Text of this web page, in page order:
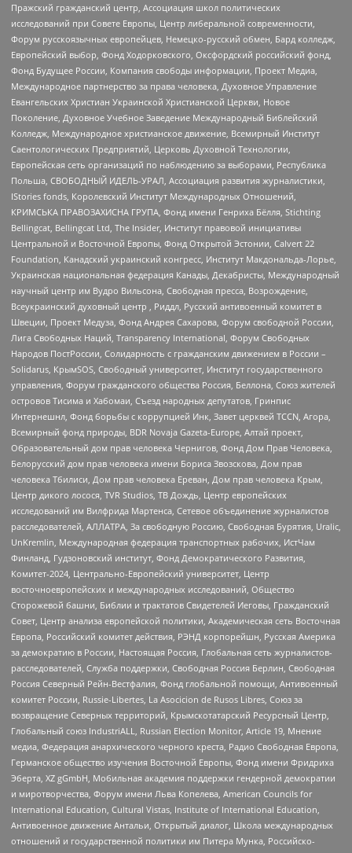
Пражский гражданский центр, Ассоциация школ политических
исследований при Совете Европы, Центр либеральной современности,
Форум русскоязычных европейцев, Немецко-русский обмен, Бард колледж,
Европейский выбор, Фонд Ходорковского, Оксфордский российский фонд,
Фонд Будущее России, Компания свободы информации, Проект Медиа,
Международное партнерство за права человека, Духовное Управление
Евангельских Христиан Украинской Христианской Церкви, Новое
Поколение, Духовное Учебное Заведение Международный Библейский
Колледж, Международное христианское движение, Всемирный Институт
Саентологических Предприятий, Церковь Духовной Технологии,
Европейская сеть организаций по наблюдению за выборами, Республика
Польша, СВОБОДНЫЙ ИДЕЛЬ-УРАЛ, Ассоциация развития журналистики,
IStories fonds, Королевский Институт Международных Отношений,
КРИМСЬКА ПРАВОЗАХИСНА ГРУПА, Фонд имени Генриха Бёлля, Stichting
Bellingcat, Bellingcat Ltd, The Insider, Институт правовой инициативы
Центральной и Восточной Европы, Фонд Открытой Эстонии, Calvert 22
Foundation, Канадский украинский конгресс, Институт Макдональда-Лорье,
Украинская национальная федерация Канады, Декабристы, Международный
научный центр им Вудро Вильсона, Свободная пресса, Возрождение,
Всеукраинский духовный центр , Риддл, Русский антивоенный комитет в
Швеции, Проект Медуза, Фонд Андрея Сахарова, Форум свободной России,
Лига Свободных Наций, Transparеncy International, Форум Свободных
Народов ПостРоссии, Солидарность с гражданским движением в России –
Solidarus, КрымSOS, Свободный университет, Институт государственного
управления, Форум гражданского общества Россия, Беллона, Союз жителей
островов Тисима и Хабомаи, Съезд народных депутатов, Гринпис
Интернешнл, Фонд борьбы с коррупцией Инк, Завет церквей TCCN, Агора,
Всемирный фонд природы, BDR Novaja Gazeta-Europe, Алтай проект,
Образовательный дом прав человека Чернигов, Фонд Дом Прав Человека,
Белорусский дом прав человека имени Бориса Звозскова, Дом прав
человека Тбилиси, Дом прав человека Ереван, Дом прав человека Крым,
Центр дикого лосося, TVR Studios, ТВ Дождь, Центр европейских
исследований им Вилфрида Мартенса, Сетевое объединение журналистов
расследователей, АЛЛАТРА, За свободную Россию, Свободная Бурятия, Uralic,
UnKremlin, Международная федерация транспортных рабочих, ИстЧам
Финланд, Гудзоновский институт, Фонд Демократического Развития,
Комитет-2024, Центрально-Европейский университет, Центр
восточноевропейских и международных исследований, Общество
Сторожевой башни, Библии и трактатов Свидетелей Иеговы, Гражданский
Совет, Центр анализа европейской политики, Академическая сеть Восточная
Европа, Российский комитет действия, РЭНД корпорейшн, Русская Америка
за демократию в России, Настоящая Россия, Глобальная сеть журналистов-
расследователей, Служба поддержки, Свободная Россия Берлин, Свободная
Россия Северный Рейн-Вестфалия, Фонд глобальной помощи, Антивоенный
комитет России, Russie-Libertes, La Asocicion de Rusos Libres, Союз за
возвращение Северных территорий, Крымскотатарский Ресурсный Центр,
Глобальный союз IndustriALL, Russian Election Monitor, Article 19, Мнение
медиа, Федерация анархического черного креста, Радио Свободная Европа,
Германское общество изучения Восточной Европы, Фонд имени Фридриха
Эберта, XZ gGmbH, Мобильная академия поддержки гендерной демократии
и миротворчества, Форум имени Льва Копелева, American Councils for
International Education, Cultural Vistas, Institute of International Education,
Антивоенное движение Антальи, Открытый диалог, Школа международных
отношений и государственной политики им Питера Мунка, Российско-